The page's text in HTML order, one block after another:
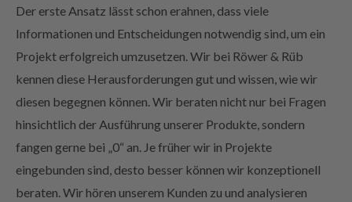
Informationen und Entscheidungen notwendig sind, um ein
Projekt erfolgreich umzusetzen. Wir bei Röwer & Rüb
kennen diese Herausforderungen gut und wissen, wie wir
diesen begegnen können. Wir beraten nicht nur bei Fragen
hinsichtlich der Ausführung unserer Produkte, sondern
fangen gerne bei „0“ an. Je früher wir in Projekte
eingebunden sind, desto besser können wir konzeptionell
beraten. Wir hören unserem Kunden zu und analysieren
seine Anforderungen, berücksichtigen dessen Wünsche,